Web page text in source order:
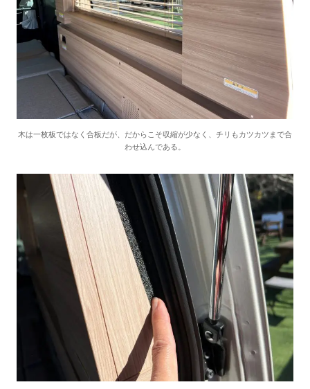
木は一枚板ではなく合板だが、だからこそ収縮が少なく、チリもカツカツまで合
わせ込んである。